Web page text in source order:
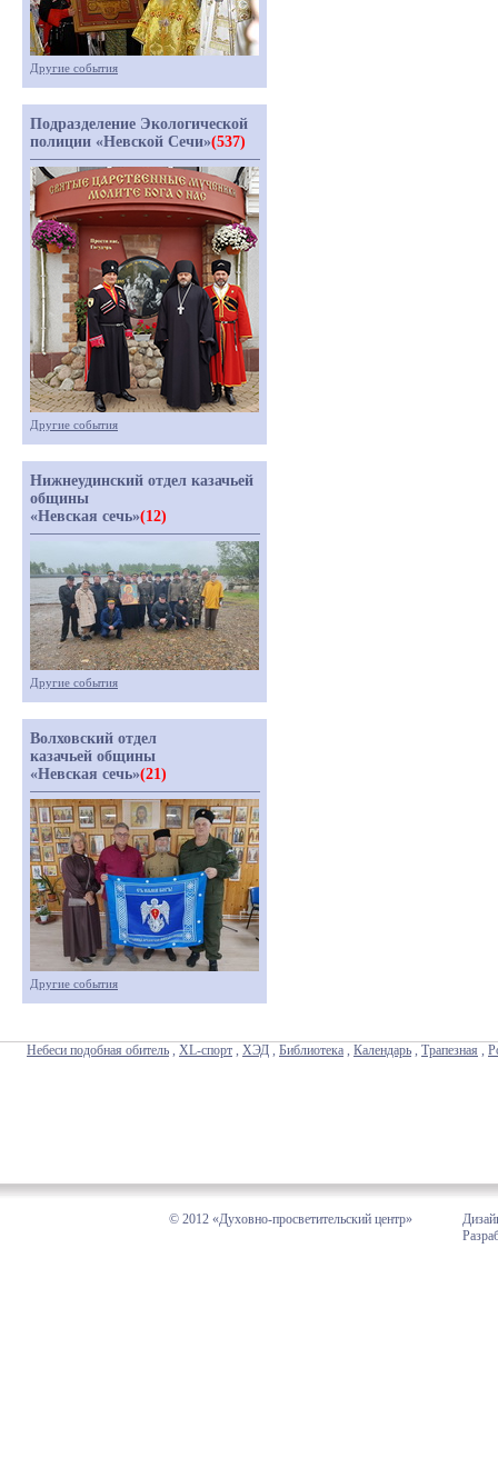
Другие события
Подразделение Экологической
полиции «Невской Сечи»(537)
Другие события
Нижнеудинский отдел казачьей
общины
«Невская сечь»(12)
Другие события
Волховский отдел
казачьей общины
«Невская сечь»(21)
Другие события
Небеси подобная обитель , XL-спорт , ХЭД , Библиотека , Календарь , Трапезная ,
© 2012 «Духовно-просветительский центр»